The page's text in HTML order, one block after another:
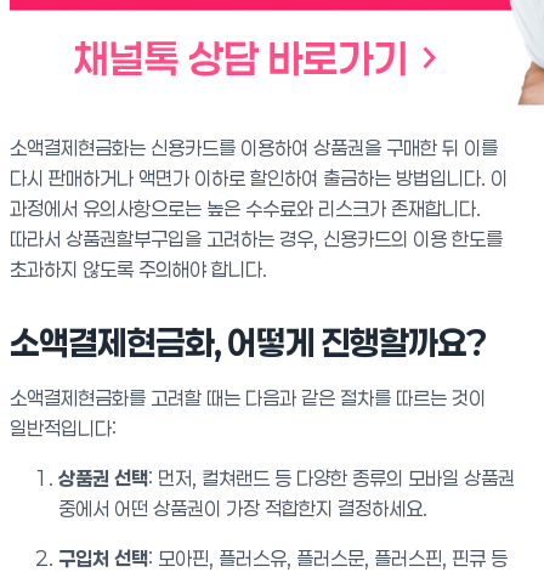
소액결제현금화는 신용카드를 이용하여 상품권을 구매한 뒤 이를
다시 판매하거나 액면가 이하로 할인하여 출금하는 방법입니다. 이
과정에서 유의사항으로는 높은 수수료와 리스크가 존재합니다.
따라서 상품권할부구입을 고려하는 경우, 신용카드의 이용 한도를
초과하지 않도록 주의해야 합니다.
소액결제현금화, 어떻게 진행할까요?
소액결제현금화를 고려할 때는 다음과 같은 절차를 따르는 것이
일반적입니다:
상품권 선택: 먼저, 컬쳐랜드 등 다양한 종류의 모바일 상품권
중에서 어떤 상품권이 가장 적합한지 결정하세요.
구입처 선택: 모아핀, 플러스유, 플러스문, 플러스핀, 핀큐 등